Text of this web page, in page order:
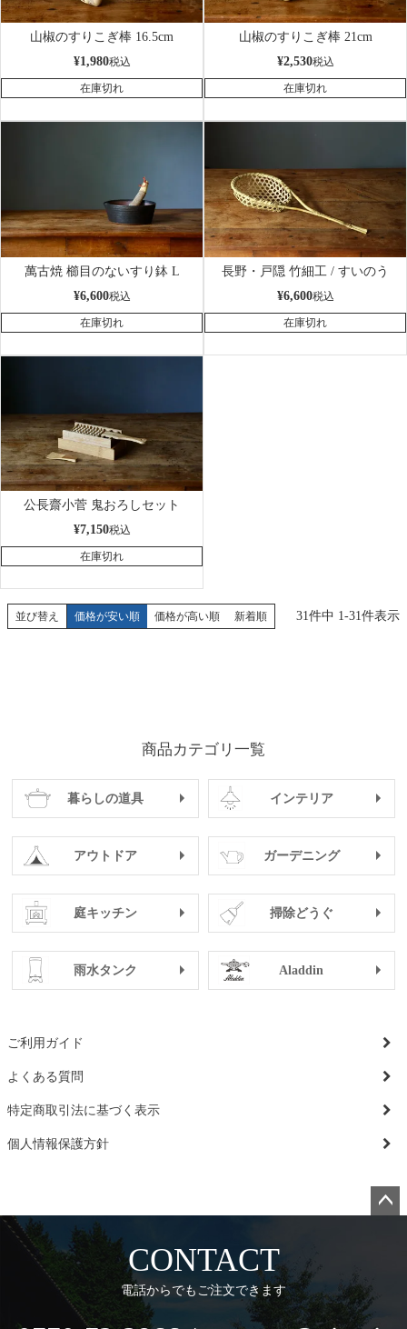
山椒のすりこぎ棒 16.5cm
¥1,980税込
在庫切れ
山椒のすりこぎ棒 21cm
¥2,530税込
在庫切れ
萬古焼 櫛目のないすり鉢 L
¥6,600税込
在庫切れ
長野・戸隠 竹細工 / すいのう
¥6,600税込
在庫切れ
公長齋小菅 鬼おろしセット
¥7,150税込
在庫切れ
並び替え 価格が安い順 価格が高い順 新着順 31件中 1-31件表示
商品カテゴリ一覧
暮らしの道具 インテリア
アウトドア ガーデニング
庭キッチン 掃除どうぐ
雨水タンク Aladdin
ご利用ガイド
よくある質問
特定商取引法に基づく表示
個人情報保護方針
CONTACT
電話からでもご注文できます